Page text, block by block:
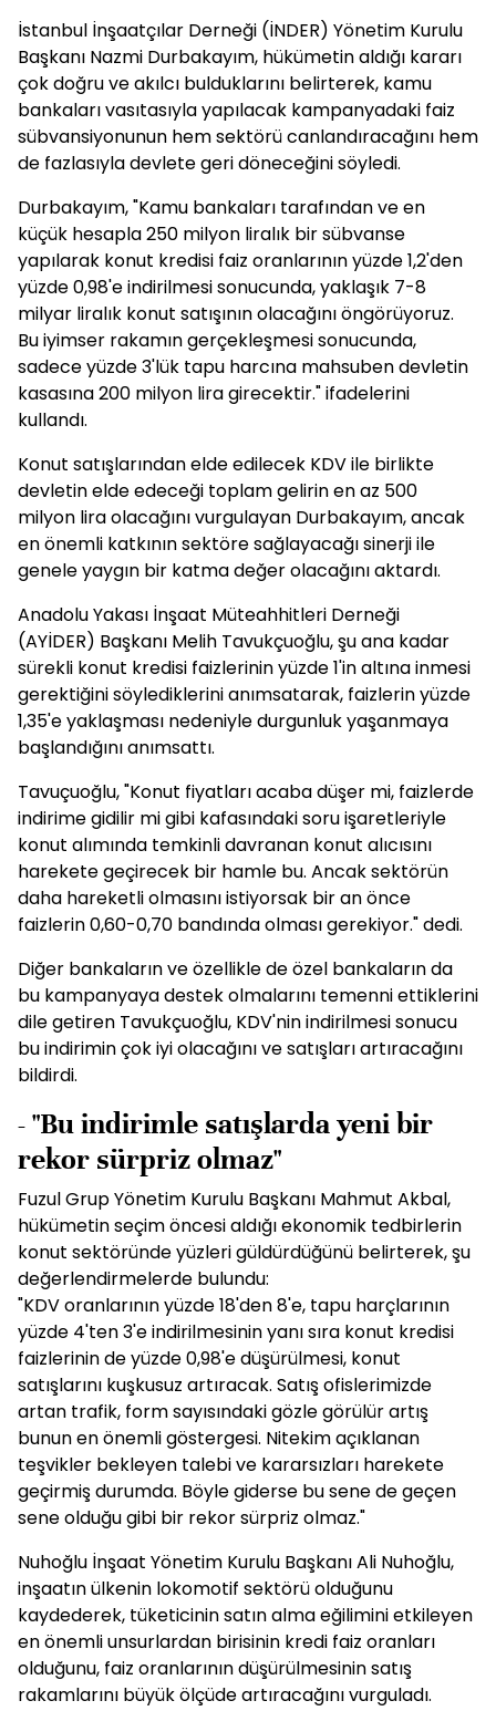
İstanbul İnşaatçılar Derneği (İNDER) Yönetim Kurulu
Başkanı Nazmi Durbakayım, hükümetin aldığı kararı
çok doğru ve akılcı bulduklarını belirterek, kamu
bankaları vasıtasıyla yapılacak kampanyadaki faiz
sübvansiyonunun hem sektörü canlandıracağını hem
de fazlasıyla devlete geri döneceğini söyledi.
Durbakayım, "Kamu bankaları tarafından ve en
küçük hesapla 250 milyon liralık bir sübvanse
yapılarak konut kredisi faiz oranlarının yüzde 1,2'den
yüzde 0,98'e indirilmesi sonucunda, yaklaşık 7-8
milyar liralık konut satışının olacağını öngörüyoruz.
Bu iyimser rakamın gerçekleşmesi sonucunda,
sadece yüzde 3'lük tapu harcına mahsuben devletin
kasasına 200 milyon lira girecektir." ifadelerini
kullandı.
Konut satışlarından elde edilecek KDV ile birlikte
devletin elde edeceği toplam gelirin en az 500
milyon lira olacağını vurgulayan Durbakayım, ancak
en önemli katkının sektöre sağlayacağı sinerji ile
genele yaygın bir katma değer olacağını aktardı.
Anadolu Yakası İnşaat Müteahhitleri Derneği
(AYİDER) Başkanı Melih Tavukçuoğlu, şu ana kadar
sürekli konut kredisi faizlerinin yüzde 1'in altına inmesi
gerektiğini söylediklerini anımsatarak, faizlerin yüzde
1,35'e yaklaşması nedeniyle durgunluk yaşanmaya
başlandığını anımsattı.
Tavuçuoğlu, "Konut fiyatları acaba düşer mi, faizlerde
indirime gidilir mi gibi kafasındaki soru işaretleriyle
konut alımında temkinli davranan konut alıcısını
harekete geçirecek bir hamle bu. Ancak sektörün
daha hareketli olmasını istiyorsak bir an önce
faizlerin 0,60-0,70 bandında olması gerekiyor." dedi.
Diğer bankaların ve özellikle de özel bankaların da
bu kampanyaya destek olmalarını temenni ettiklerini
dile getiren Tavukçuoğlu, KDV'nin indirilmesi sonucu
bu indirimin çok iyi olacağını ve satışları artıracağını
bildirdi.
- "Bu indirimle satışlarda yeni bir
rekor sürpriz olmaz"
Fuzul Grup Yönetim Kurulu Başkanı Mahmut Akbal,
hükümetin seçim öncesi aldığı ekonomik tedbirlerin
konut sektöründe yüzleri güldürdüğünü belirterek, şu
değerlendirmelerde bulundu:
"KDV oranlarının yüzde 18'den 8'e, tapu harçlarının
yüzde 4'ten 3'e indirilmesinin yanı sıra konut kredisi
faizlerinin de yüzde 0,98'e düşürülmesi, konut
satışlarını kuşkusuz artıracak. Satış ofislerimizde
artan trafik, form sayısındaki gözle görülür artış
bunun en önemli göstergesi. Nitekim açıklanan
teşvikler bekleyen talebi ve kararsızları harekete
geçirmiş durumda. Böyle giderse bu sene de geçen
sene olduğu gibi bir rekor sürpriz olmaz."
Nuhoğlu İnşaat Yönetim Kurulu Başkanı Ali Nuhoğlu,
inşaatın ülkenin lokomotif sektörü olduğunu
kaydederek, tüketicinin satın alma eğilimini etkileyen
en önemli unsurlardan birisinin kredi faiz oranları
olduğunu, faiz oranlarının düşürülmesinin satış
rakamlarını büyük ölçüde artıracağını vurguladı.